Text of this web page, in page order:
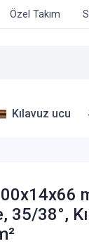
Özel Takım
Kılavuz ucu
35/38°,